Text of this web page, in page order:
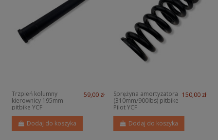
Trzpień kolumny
kierownicy 195mm
pitbike YCF
59,00 zł
Dodaj do koszyka
Sprężyna amortyzatora
(310mm/900lbs) pitbike
Pilot YCF
150,00 zł
Dodaj do koszyka